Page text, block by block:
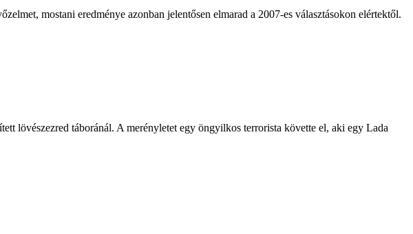
mostani eredménye azonban jelentősen elmarad a 2007-es választásokon elértektől.
lövészezred táboránál. A merényletet egy öngyilkos terrorista követte el, aki egy Lada